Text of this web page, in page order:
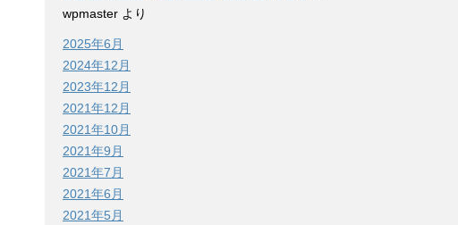
wpmaster より
2025年6月
2024年12月
2023年12月
2021年12月
2021年10月
2021年9月
2021年7月
2021年6月
2021年5月